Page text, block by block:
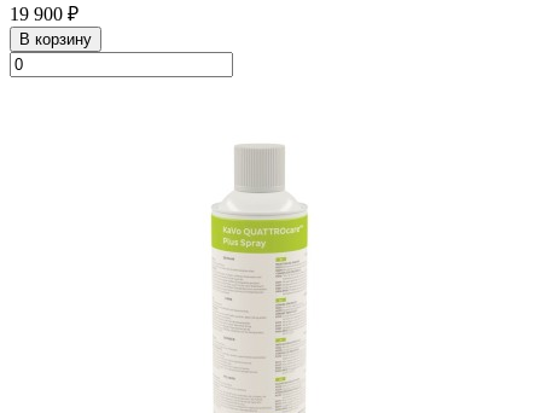
19 900 ₽
В корзину